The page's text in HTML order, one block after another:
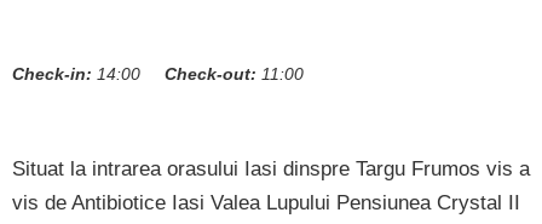
Check-in: 14:00 Check-out: 11:00
Situat la intrarea orasului Iasi dinspre Targu Frumos vis a
vis de Antibiotice Iasi Valea Lupului Pensiunea Crystal II